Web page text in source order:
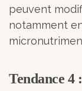
peuvent
notamment
Tendance 4